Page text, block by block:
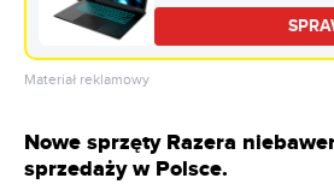
5070Ti DLSS 4
Materiał reklamowy
Nowe sprzęty Razera
sprzedaży w Polsce.